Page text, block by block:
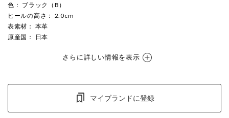
色 ： ブラック（B）
ヒールの高さ ： 2.0cm
表素材 ： 本革
原産国 ： 日本
さらに詳しい情報を表示
マイブランドに登録